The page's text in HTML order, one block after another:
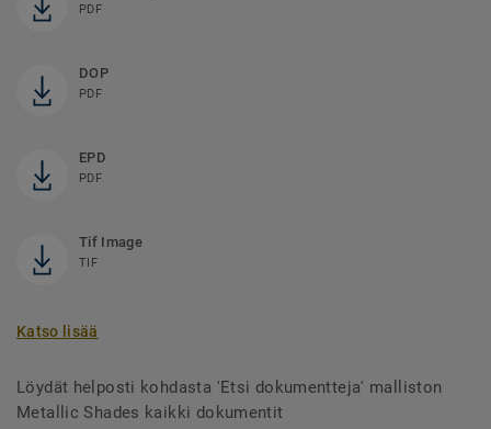
PDF
DOP
PDF
EPD
PDF
Tif Image
TIF
Katso lisää
Löydät helposti kohdasta 'Etsi dokumentteja' malliston
Metallic Shades kaikki dokumentit